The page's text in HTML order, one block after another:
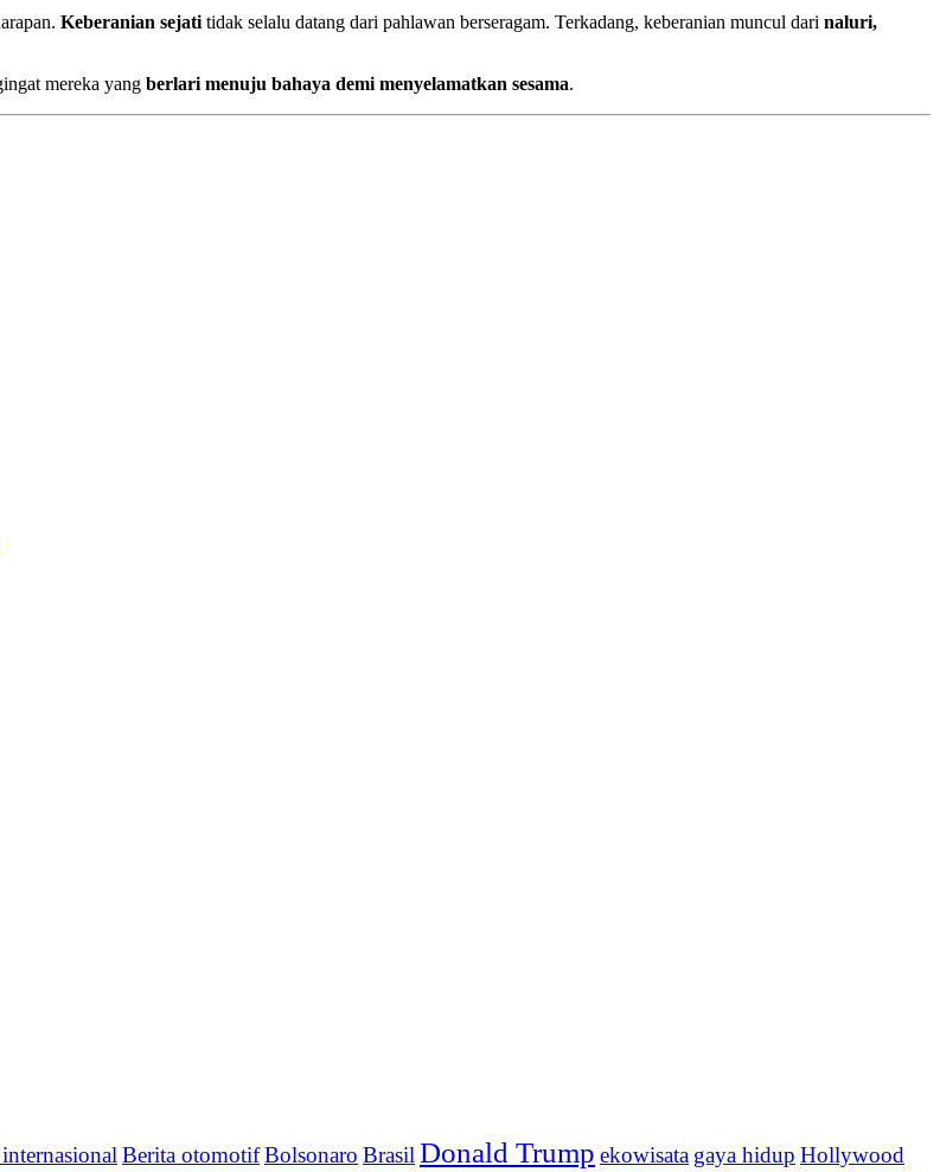
Keberanian sejati tidak selalu datang dari pahlawan berseragam. Terkadang, keberanian muncul dari naluri,
mereka yang berlari menuju bahaya demi menyelamatkan sesama.
Berita otomotifBolsonaro Brasil Donald Trump ekowisata gaya hidup Hollywood